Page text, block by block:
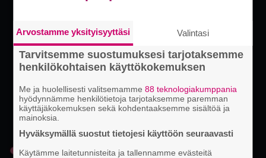
Arvostamme yksityisyyttäsi Valintasi
Tarvitsemme suostumuksesi tarjotaksemme
henkilökohtaisen käyttökokemuksen
Me ja huolellisesti valitsemamme88 teknologiakumppania
hyödynnämme henkilötietoja tarjotaksemme paremman
käyttäjäkokemuksen sekä kohdentaaksemme sisältöä ja
mainoksia.
Hyväksymällä suostut tietojesi käyttöön seuraavasti
Käytämme laitetunnisteita ja tallennamme evästeitä